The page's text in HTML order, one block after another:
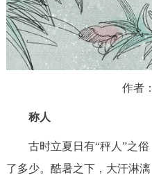
作者
称人
古时立夏日有“秤人”之
了多少。酷暑之下，大汗淋